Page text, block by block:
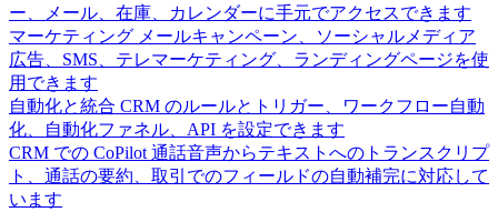
ー、メール、在庫、カレンダーに手元でアクセスできます
マーケティング メールキャンペーン、ソーシャルメディア
広告、SMS、テレマーケティング、ランディングページを使
用できます
自動化と統合 CRM のルールとトリガー、ワークフロー自動
化、自動化ファネル、API を設定できます
CRM での CoPilot 通話音声からテキストへのトランスクリプ
ト、通話の要約、取引でのフィールドの自動補完に対応して
います